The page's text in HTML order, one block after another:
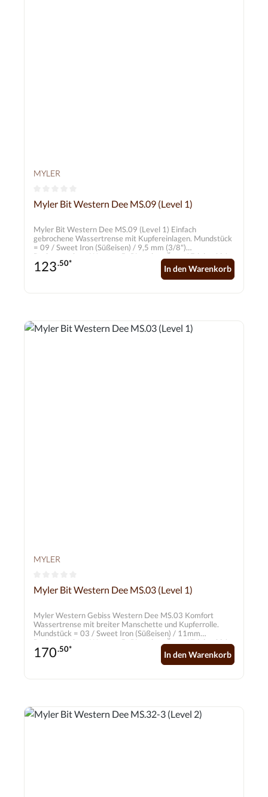
MYLER
Durchschnittliche Bewertung von 0 von 5 Sternen
Myler Bit Western Dee MS.09 (Level 1)
Myler Bit Western Dee MS.09 (Level 1) Einfach
gebrochene Wassertrense mit Kupfereinlagen. Mundstück
= 09 / Sweet Iron (Süßeisen) / 9,5 mm (3/8")
Backenstücke = Western D-Ring ohne Ösen / Edelstahl /
70mm
123.50*
In den Warenkorb
MYLER
Durchschnittliche Bewertung von 0 von 5 Sternen
Myler Bit Western Dee MS.03 (Level 1)
Myler Western Gebiss Western Dee MS.03 Komfort
Wassertrense mit breiter Manschette und Kupferrolle.
Mundstück = 03 / Sweet Iron (Süßeisen) / 11mm
Backenstücke = Western D-Ring ohne Ösen / Edelstahl /
70mm
170.50*
In den Warenkorb